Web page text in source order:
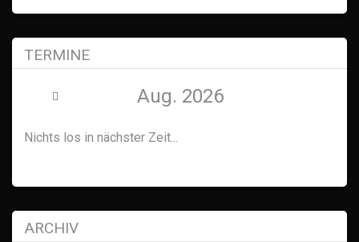
TERMINE
Aug. 2026
Nichts los in nächster Zeit...
ARCHIV